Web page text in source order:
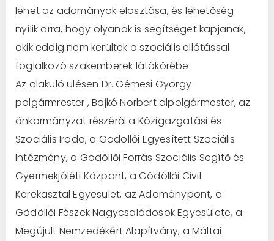
lehet az adományok elosztása, és lehetőség
nyílik arra, hogy olyanok is segítséget kapjanak,
akik eddig nem kerültek a szociális ellátással
foglalkozó szakemberek látókörébe.
Az alakuló ülésen Dr. Gémesi György
polgármrester , Bajkó Norbert alpolgármester, az
önkormányzat részéről a Közigazgatási és
Szociális Iroda, a Gödöllői Egyesített Szociális
Intézmény, a Gödöllői Forrás Szociális Segítő és
Gyermekjóléti Központ, a Gödöllői Civil
Kerekasztal Egyesület, az Adománypont, a
Gödöllői Fészek Nagycsaládosok Egyesülete, a
Megújult Nemzedékért Alapítvány, a Máltai